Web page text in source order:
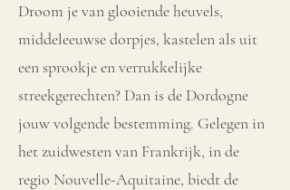
Droom je van glooiende heuvels,
middeleeuwse dorpjes, kastelen als uit
een sprookje en verrukkelijke
streekgerechten? Dan is de Dordogne
jouw volgende bestemming. Gelegen in
het zuidwesten van Frankrijk, in de
regio Nouvelle-Aquitaine, biedt de